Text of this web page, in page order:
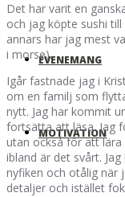
EVENEMANG
MOTIVATION
Det har varit en
och jag köpte sushi
annars har jag mest
i morse).
Igår fastnade jag i
om en familj som
nytt. Jag har kommit
fortsätta att läsa. Jag
utan också för att
ibland är det svårt.
nyfiken och otålig när
detaljer och istället